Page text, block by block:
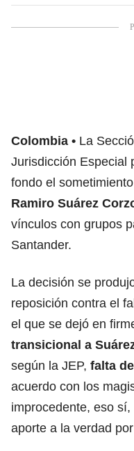
Colombia
La
Jurisdicción Especial
fondo el
Ramiro Suárez
vínculos con grupos
Santander.
La decisión se
reposición contra el
el que se dejó en
transicional a
según la JEP, falta
acuerdo con los
improcedente, eso
aporte a la verdad